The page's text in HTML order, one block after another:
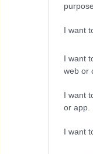
I want
I want
web or
I want
or app.
I want